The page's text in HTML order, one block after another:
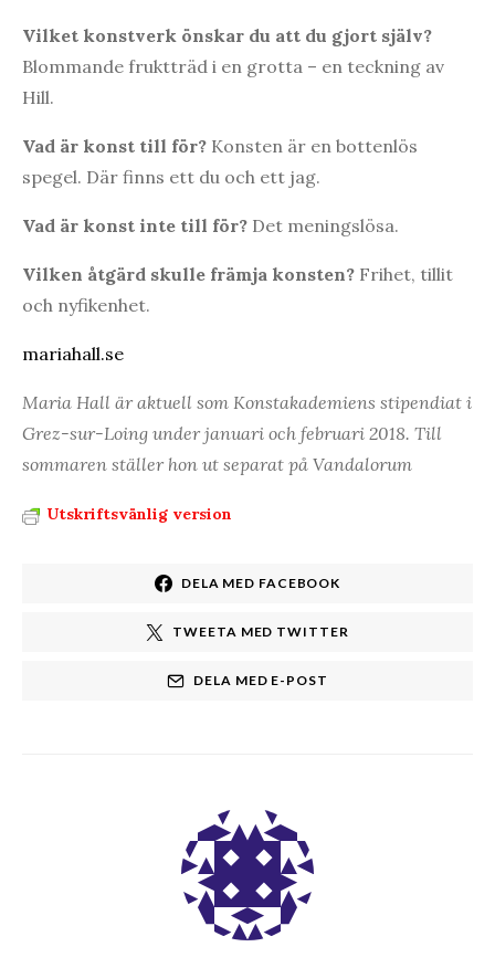
Vilket konstverk önskar du att du gjort själv?
Blommande fruktträd i en grotta – en teckning av
Hill.
Vad är konst till för? Konsten är en bottenlös
spegel. Där finns ett du och ett jag.
Vad är konst inte till för? Det meningslösa.
Vilken åtgärd skulle främja konsten? Frihet, tillit
och nyfikenhet.
mariahall.se
Maria Hall är aktuell som Konstakademiens stipendiat i
Grez-sur-Loing under januari och februari 2018. Till
sommaren ställer hon ut separat på Vandalorum
Utskriftsvänlig version
DELA MED FACEBOOK
TWEETA MED TWITTER
DELA MED E-POST